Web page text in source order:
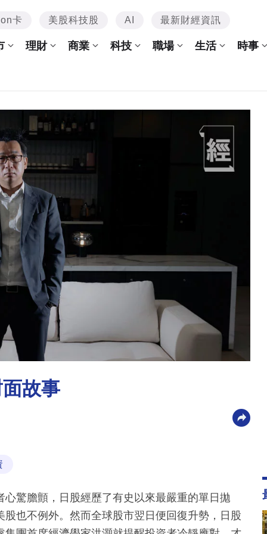
卡 美股科技股 AI 最新財經資訊
理財 商業 科技 職場 生活 時事
故事
驚膽顫，日股經歷了有史以來最嚴重的單日拋
也不例外。然而全球股市翌日便回復升勢，日股